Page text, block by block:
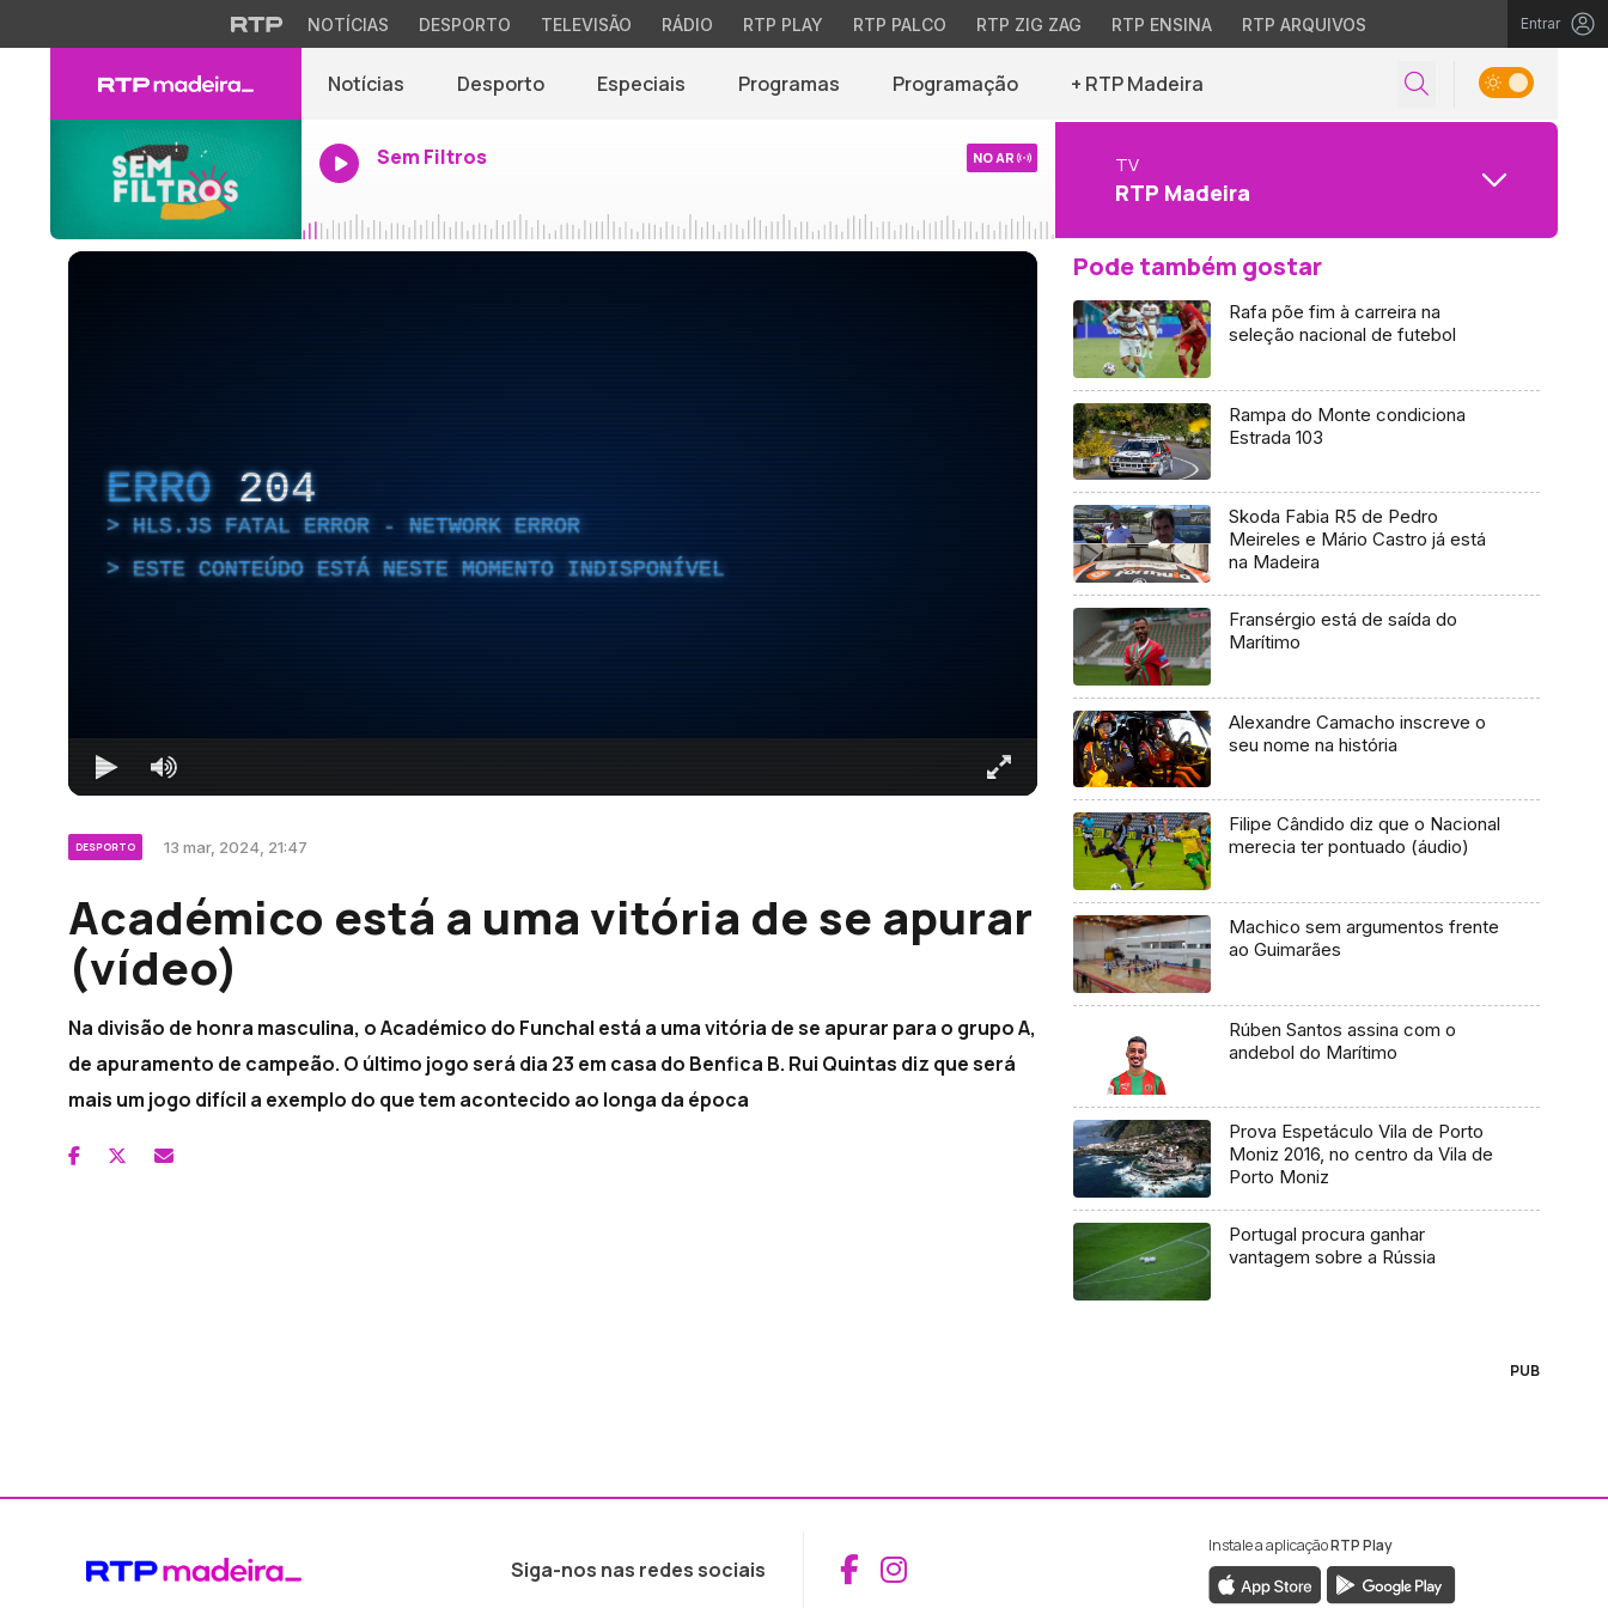
NOTÍCIAS DESPORTO TELEVISÃO RÁDIO RTP PLAY RTP PALCO RTP ZIG ZAG RTP ENSINA RTP ARQUIVOS Entrar
Notícias Desporto Especiais Programas Programação + RTP Madeira
Sem Filtros NO AR TV
RTP Madeira
ERRO 204
HLS.JS FATAL ERROR - NETWORK ERROR
ESTE CONTEÚDO ESTÁ NESTE MOMENTO INDISPONÍVEL
DESPORTO 13 mar, 2024, 21:47
Académico está a uma vitória de se apurar
(vídeo)
Na divisão de honra masculina, o Académico do Funchal está a uma vitória de se apurar para o grupo A,
de apuramento de campeão. O último jogo será dia 23 em casa do Benfica B. Rui Quintas diz que será
mais um jogo difícil a exemplo do que tem acontecido ao longa da época
Pode também gostar
Rafa põe fim à carreira na
seleção nacional de futebol
Rampa do Monte condiciona
Estrada 103
Skoda Fabia R5 de Pedro
Meireles e Mário Castro já está
na Madeira
Fransérgio está de saída do
Marítimo
Alexandre Camacho inscreve o
seu nome na história
Filipe Cândido diz que o Nacional
merecia ter pontuado (áudio)
Machico sem argumentos frente
ao Guimarães
Rúben Santos assina com o
andebol do Marítimo
Prova Espetáculo Vila de Porto
Moniz 2016, no centro da Vila de
Porto Moniz
Portugal procura ganhar
vantagem sobre a Rússia
PUB
Siga-nos nas redes sociais Aceder ao Facebook da RTP Madeira
Aceder ao Instagram da RTP Madeira
Instale a aplicaçãoRTP Play